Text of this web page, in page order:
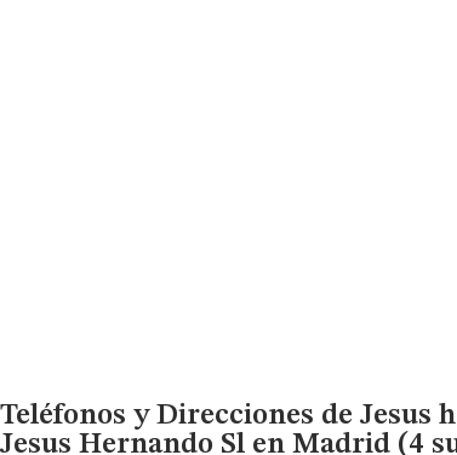
Teléfonos y Direcciones de Jesus
Jesus Hernando Sl en Madrid (4